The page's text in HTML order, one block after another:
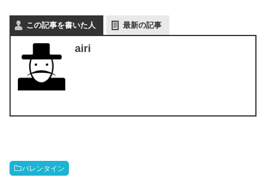
この記事を書いた人 最新の記事
airi
バレンタイン